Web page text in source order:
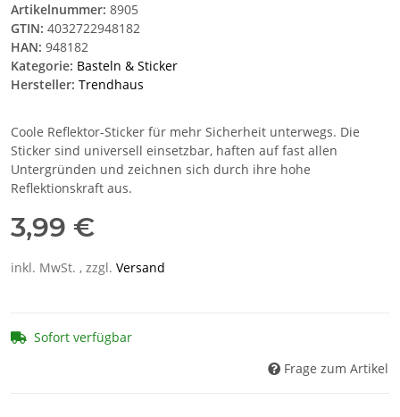
Artikelnummer: 8905
GTIN: 4032722948182
HAN: 948182
Kategorie: Basteln & Sticker
Hersteller: Trendhaus
Coole Reflektor-Sticker für mehr Sicherheit unterwegs. Die
Sticker sind universell einsetzbar, haften auf fast allen
Untergründen und zeichnen sich durch ihre hohe
Reflektionskraft aus.
3,99 €
inkl. MwSt. , zzgl. Versand
Sofort verfügbar
Frage zum Artikel